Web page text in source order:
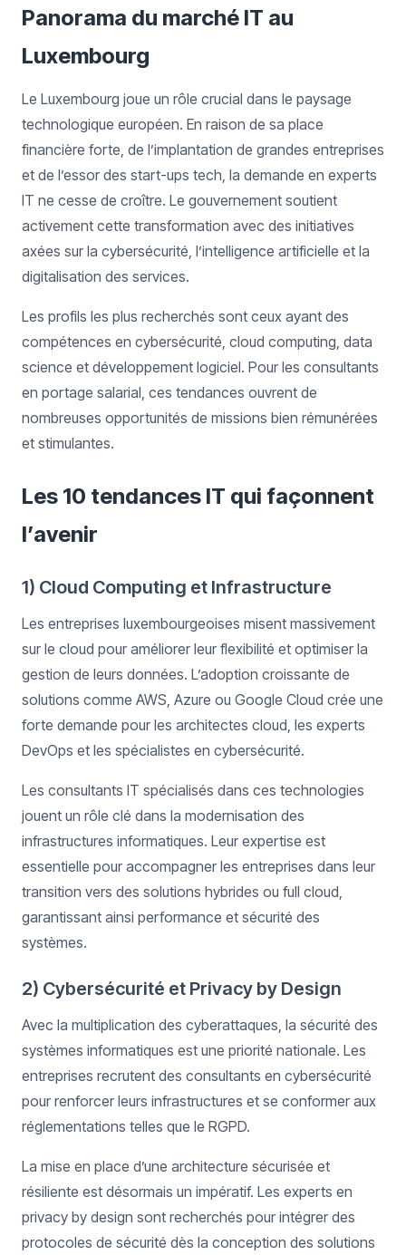
Panorama du marché IT au
Luxembourg
Le Luxembourg joue un rôle crucial dans le paysage
technologique européen. En raison de sa place
financière forte, de l’implantation de grandes entreprises
et de l’essor des start-ups tech, la demande en experts
IT ne cesse de croître. Le gouvernement soutient
activement cette transformation avec des initiatives
axées sur la cybersécurité, l’intelligence artificielle et la
digitalisation des services.
Les profils les plus recherchés sont ceux ayant des
compétences en cybersécurité, cloud computing, data
science et développement logiciel. Pour les consultants
en portage salarial, ces tendances ouvrent de
nombreuses opportunités de missions bien rémunérées
et stimulantes.
Les 10 tendances IT qui façonnent
l’avenir
1) Cloud Computing et Infrastructure
Les entreprises luxembourgeoises misent massivement
sur le cloud pour améliorer leur flexibilité et optimiser la
gestion de leurs données. L’adoption croissante de
solutions comme AWS, Azure ou Google Cloud crée une
forte demande pour les architectes cloud, les experts
DevOps et les spécialistes en cybersécurité.
Les consultants IT spécialisés dans ces technologies
jouent un rôle clé dans la modernisation des
infrastructures informatiques. Leur expertise est
essentielle pour accompagner les entreprises dans leur
transition vers des solutions hybrides ou full cloud,
garantissant ainsi performance et sécurité des
systèmes.
2) Cybersécurité et Privacy by Design
Avec la multiplication des cyberattaques, la sécurité des
systèmes informatiques est une priorité nationale. Les
entreprises recrutent des consultants en cybersécurité
pour renforcer leurs infrastructures et se conformer aux
réglementations telles que le RGPD.
La mise en place d’une architecture sécurisée et
résiliente est désormais un impératif. Les experts en
privacy by design sont recherchés pour intégrer des
protocoles de sécurité dès la conception des solutions